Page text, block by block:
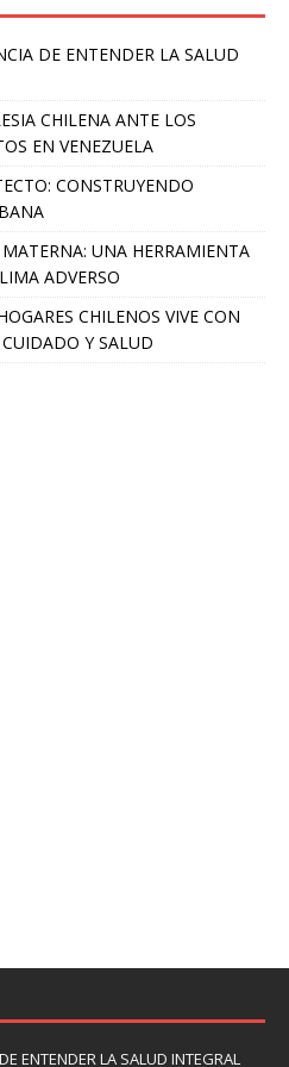
DE ENTENDER LA SALUD
CHILENA ANTE LOS
EN VENEZUELA
CONSTRUYENDO
UNA HERRAMIENTA
ADVERSO
CHILENOS VIVE CON
Y SALUD
ENTENDER LA SALUD INTEGRAL